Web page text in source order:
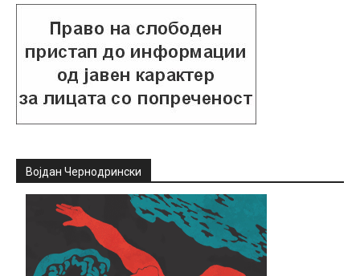
Војдан Чернодрински